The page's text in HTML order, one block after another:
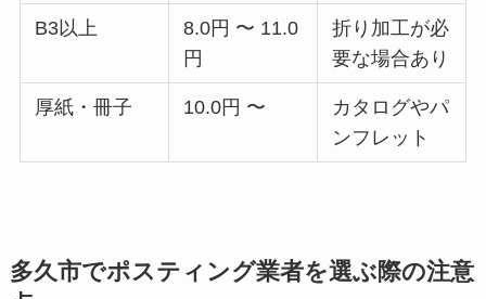
B3以上
8.0円 〜 11.0
円
折り加工が必
要な場合あり
厚紙・冊子 10.0円 〜
カタログやパ
ンフレット
多久市でポスティング業者を選ぶ際の注意